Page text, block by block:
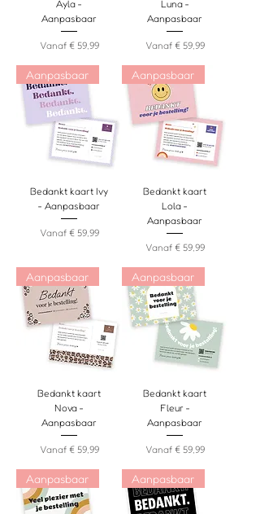
Ayla -
Aanpasbaar
Vanaf € 59,99
Verkoopprijs
Luna -
Aanpasbaar
Vanaf € 59,99
Verkoopprijs
Aanpasbaar
Bedankt kaart Ivy
- Aanpasbaar
Vanaf € 59,99
Verkoopprijs
Aanpasbaar
Bedankt kaart
Lola -
Aanpasbaar
Vanaf € 59,99
Verkoopprijs
Aanpasbaar
Bedankt kaart
Nova -
Aanpasbaar
Vanaf € 59,99
Verkoopprijs
Aanpasbaar
Bedankt kaart
Fleur -
Aanpasbaar
Vanaf € 59,99
Verkoopprijs
Aanpasbaar Aanpasbaar